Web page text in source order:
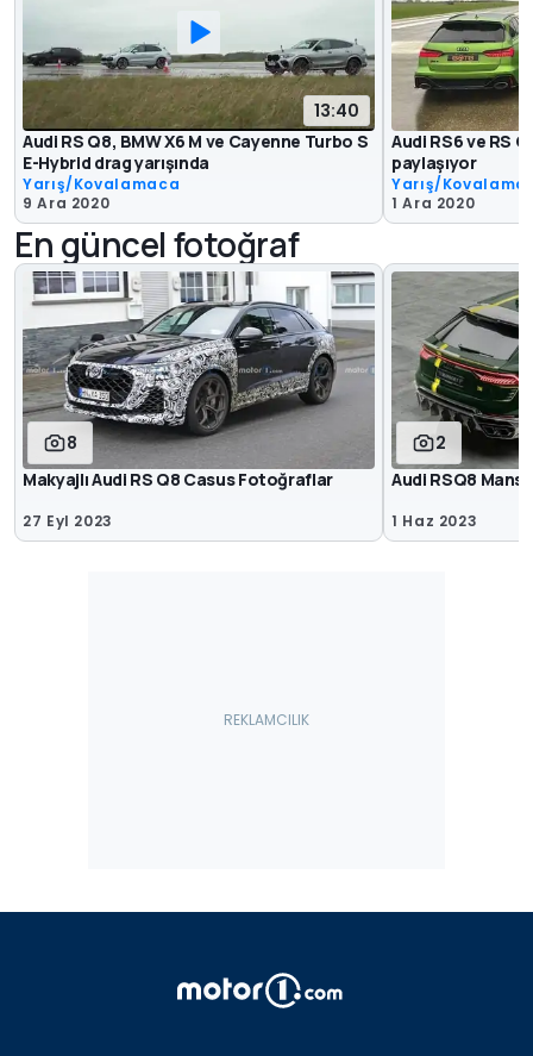
13:40
Audi RS Q8, BMW X6 M ve Cayenne Turbo S
E-Hybrid drag yarışında
Yarış/Kovalamaca
9 Ara 2020
Audi RS6 ve RS
paylaşıyor
Yarış/
1 Ara 2020
En güncel fotoğraf
8
Makyajlı Audi RS Q8 Casus Fotoğraflar
27 Eyl 2023
2
Audi RSQ8
1 Haz 2023